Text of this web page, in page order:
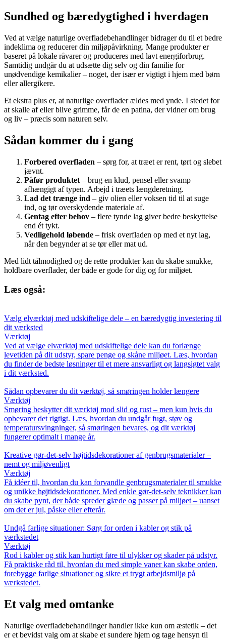
Sundhed og bæredygtighed i hverdagen
Ved at vælge naturlige overfladebehandlinger bidrager du til et bedre
indeklima og reducerer din miljøpåvirkning. Mange produkter er
baseret på lokale råvarer og produceres med lavt energiforbrug.
Samtidig undgår du at udsætte dig selv og din familie for
unødvendige kemikalier – noget, der især er vigtigt i hjem med børn
eller allergikere.
Et ekstra plus er, at naturlige overflader ældes med ynde. I stedet for
at skalle af eller blive grimme, får de en patina, der vidner om brug
og liv – præcis som naturen selv.
Sådan kommer du i gang
Forbered overfladen – sørg for, at træet er rent, tørt og slebet
jævnt.
Påfør produktet – brug en klud, pensel eller svamp
afhængigt af typen. Arbejd i træets længderetning.
Lad det trænge ind – giv olien eller voksen tid til at suge
ind, og tør overskydende materiale af.
Gentag efter behov – flere tynde lag giver bedre beskyttelse
end ét tykt.
Vedligehold løbende – frisk overfladen op med et nyt lag,
når den begynder at se tør eller mat ud.
Med lidt tålmodighed og de rette produkter kan du skabe smukke,
holdbare overflader, der både er gode for dig og for miljøet.
Læs også:
Vælg elværktøj med udskiftelige dele – en bæredygtig investering til
dit værksted
Værktøj
Ved at vælge elværktøj med udskiftelige dele kan du forlænge
levetiden på dit udstyr, spare penge og skåne miljøet. Læs, hvordan
du finder de bedste løsninger til et mere ansvarligt og langsigtet valg
i dit værksted.
Sådan opbevarer du dit værktøj, så smøringen holder længere
Værktøj
Smøring beskytter dit værktøj mod slid og rust – men kun hvis du
opbevarer det rigtigt. Læs, hvordan du undgår fugt, støv og
temperatursvingninger, så smøringen bevares, og dit værktøj
fungerer optimalt i mange år.
Kreative gør-det-selv højtidsdekorationer af genbrugsmaterialer –
nemt og miljøvenligt
Værktøj
Få idéer til, hvordan du kan forvandle genbrugsmaterialer til smukke
og unikke højtidsdekorationer. Med enkle gør-det-selv teknikker kan
du skabe pynt, der både spreder glæde og passer på miljøet – uanset
om det er jul, påske eller efterår.
Undgå farlige situationer: Sørg for orden i kabler og stik på
værkstedet
Værktøj
Rod i kabler og stik kan hurtigt føre til ulykker og skader på udstyr.
Få praktiske råd til, hvordan du med simple vaner kan skabe orden,
forebygge farlige situationer og sikre et trygt arbejdsmiljø på
værkstedet.
Et valg med omtanke
Naturlige overfladebehandlinger handler ikke kun om æstetik – det
er et bevidst valg om at skabe et sundere hjem og tage hensyn til